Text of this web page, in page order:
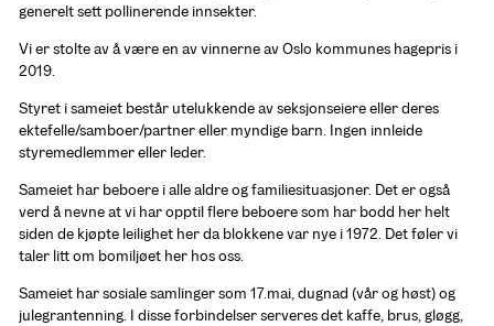
generelt sett pollinerende innsekter.
Vi er stolte av å være en av vinnerne av Oslo kommunes hagepris i
2019.
Styret i sameiet består utelukkende av seksjonseiere eller deres
ektefelle/samboer/partner eller myndige barn. Ingen innleide
styremedlemmer eller leder.
Sameiet har beboere i alle aldre og familiesituasjoner. Det er også
verd å nevne at vi har opptil flere beboere som har bodd her helt
siden de kjøpte leilighet her da blokkene var nye i 1972. Det føler vi
taler litt om bomiljøet her hos oss.
Sameiet har sosiale samlinger som 17.mai, dugnad (vår og høst) og
julegrantenning. I disse forbindelser serveres det kaffe, brus, gløgg,